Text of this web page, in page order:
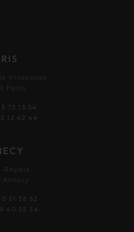
Vincennes
Paris
73 13 54
12 42 44
Royale
51 38 62
40 55 34